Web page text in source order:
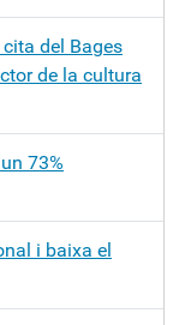
del Bages
de la cultura
73%
i baixa el